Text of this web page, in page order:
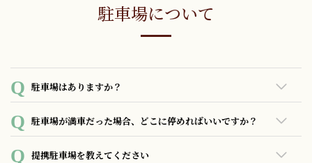
駐車場について
駐車場はありますか？
当ホテルの駐車場は５台分のスペースをご用意しておりま
す。
事前予約は承っておらず、先着順でのご案内となります。
駐車場が満車だった場合、どこに停めればいいですか？
当ホテルの駐車場が満車の場合、またはスペースに収まらな
提携駐車場を教えてください